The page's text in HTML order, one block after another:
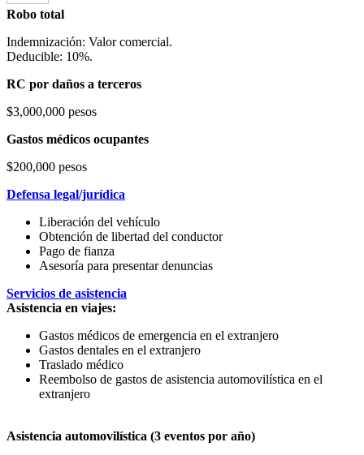
Robo total
Indemnización: Valor comercial.
Deducible: 10%.
RC por daños a terceros
$3,000,000 pesos
Gastos médicos ocupantes
$200,000 pesos
Defensa legal/jurídica
Liberación del vehículo
Obtención de libertad del conductor
Pago de fianza
Asesoría para presentar denuncias
Servicios de asistencia
Asistencia en viajes:
Gastos médicos de emergencia en el extranjero
Gastos dentales en el extranjero
Traslado médico
Reembolso de gastos de asistencia automovilística en el
extranjero
Asistencia automovilística (3 eventos por año)